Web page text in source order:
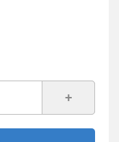
+